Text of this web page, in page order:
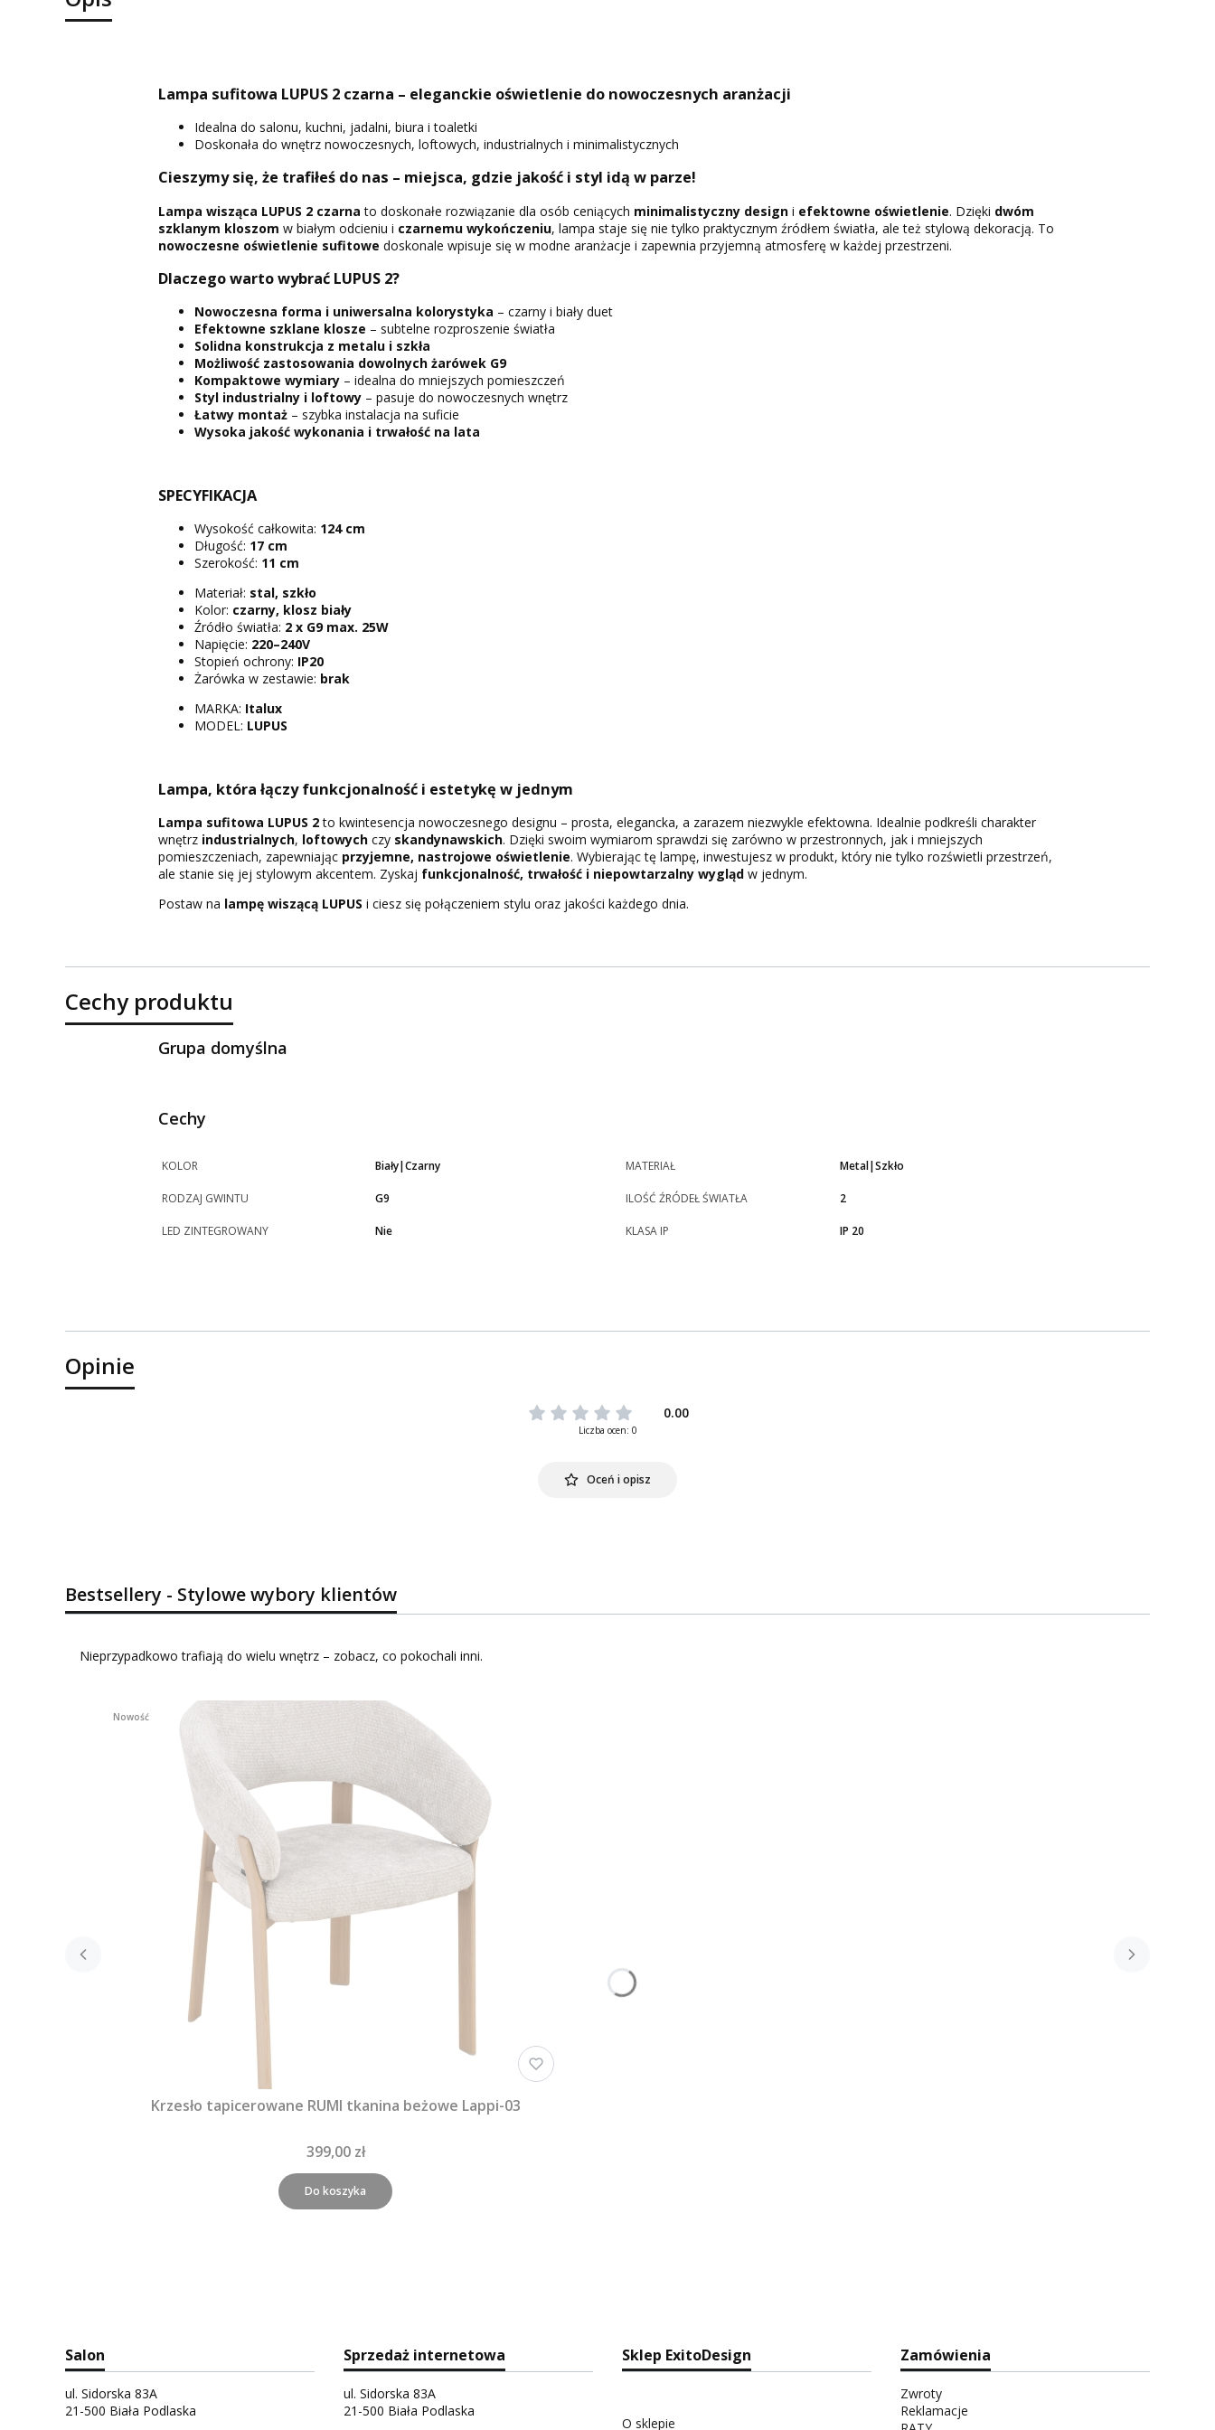
Lampa sufitowa LUPUS 2 czarna – eleganckie oświetlenie do nowoczesnych aranżacji
Idealna do salonu, kuchni, jadalni, biura i toaletki
Doskonała do wnętrz nowoczesnych, loftowych, industrialnych i minimalistycznych
Cieszymy się, że trafiłeś do nas – miejsca, gdzie jakość i styl idą w parze!
Lampa wisząca LUPUS 2 czarna to doskonałe rozwiązanie dla osób ceniących minimalistyczny designi efektowne oświetlenie. Dzięki dwóm
szklanym kloszom w białym odcieniu i czarnemu wykończeniu, lampa staje się nie tylko praktycznym źródłem światła, ale też stylową dekoracją. To
nowoczesne oświetlenie sufitowe doskonale wpisuje się w modne aranżacje i zapewnia przyjemną atmosferę w każdej przestrzeni.
Dlaczego warto wybrać LUPUS 2?
Nowoczesna forma i uniwersalna kolorystyka – czarny i biały duet
Efektowne szklane klosze – subtelne rozproszenie światła
Solidna konstrukcja z metalu i szkła
Możliwość zastosowania dowolnych żarówek G9
Kompaktowe wymiary– idealna do mniejszych pomieszczeń
Styl industrialny i loftowy– pasuje do nowoczesnych wnętrz
Łatwy montaż– szybka instalacja na suficie
Wysoka jakość wykonania i trwałość na lata
SPECYFIKACJA
Wysokość całkowita: 124 cm
Długość: 17 cm
Szerokość: 11 cm
Materiał: stal, szkło
Kolor: czarny, klosz biały
Źródło światła: 2 x G9 max. 25W
Napięcie: 220–240V
Stopień ochrony: IP20
Żarówka w zestawie: brak
MARKA: Italux
MODEL: LUPUS
Lampa, która łączy funkcjonalność i estetykę w jednym
Lampa sufitowa LUPUS 2to kwintesencja nowoczesnego designu – prosta, elegancka, a zarazem niezwykle efektowna. Idealnie podkreśli charakter
wnętrz industrialnych, loftowychczy skandynawskich. Dzięki swoim wymiarom sprawdzi się zarówno w przestronnych, jak i mniejszych
pomieszczeniach, zapewniając przyjemne, nastrojowe oświetlenie. Wybierając tę lampę, inwestujesz w produkt, który nie tylko rozświetli przestrzeń,
ale stanie się jej stylowym akcentem. Zyskaj funkcjonalność, trwałość i niepowtarzalny wyglądw jednym.
Postaw na lampę wiszącą LUPUS i ciesz się połączeniem stylu oraz jakości każdego dnia.
Cechy produktu
Grupa domyślna
Cechy
KOLOR Biały|Czarny MATERIAŁ Metal|Szkło
RODZAJ GWINTU G9 ILOŚĆ ŹRÓDEŁ ŚWIATŁA 2
LED ZINTEGROWANY Nie KLASA IP IP 20
Opinie
0.00
Liczba ocen: 0
Oceń i opisz
Bestsellery - Stylowe wybory klientów
Nieprzypadkowo trafiają do wielu wnętrz – zobacz, co pokochali inni.
Nowość
Krzesło tapicerowane RUMI tkanina beżowe Lappi-03
399,00 zł
Do koszyka
Salon
ul. Sidorska 83A
21-500 Biała Podlaska
Sprzedaż internetowa
ul. Sidorska 83A
21-500 Biała Podlaska
Sklep ExitoDesign
O sklepie
Zamówienia
Zwroty
Reklamacje